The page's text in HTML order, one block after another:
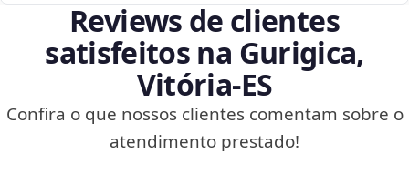
Reviews de clientes
satisfeitos na Gurigica,
Vitória‑ES
Confira o que nossos clientes comentam sobre o
atendimento prestado!